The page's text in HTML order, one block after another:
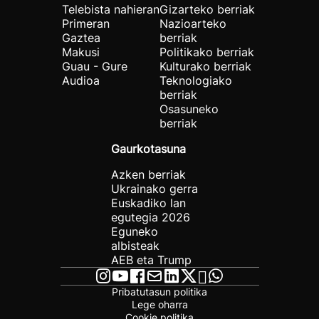
Telebista nahieran
Primeran
Gaztea
Makusi
Guau - Gure
Audioa
Gizarteko berriak
Nazioarteko
berriak
Politikako berriak
Kulturako berriak
Teknologiako
berriak
Osasuneko
berriak
Gaurkotasuna
Azken berriak
Ukrainako gerra
Euskadiko lan
egutegia 2026
Eguneko
albisteak
AEB eta Trump
Pribatutasun politika
Lege oharra